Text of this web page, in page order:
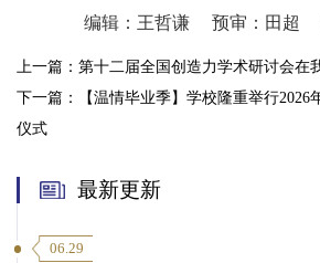
编辑：王哲谦 预审：田超
上一篇： 第十二届全国创造力学术研讨会在
下一篇：
【温情毕业季】学校隆重举行
仪式
最新更新
06.29